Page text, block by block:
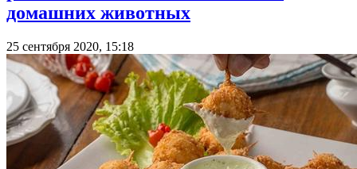
домашних животных
25 сентября 2020, 15:18